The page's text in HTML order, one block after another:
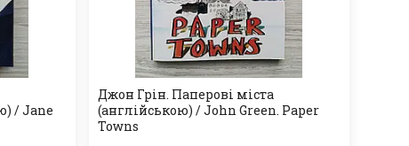
/ Jane
Джон Грін. Паперові міста
(англійською) / John Green. Paper
Towns